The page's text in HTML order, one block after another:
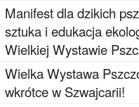
Manifest dla dzikich
sztuka i edukacja
Wielkiej Wystawie
Wielka Wystawa
wkrótce w Szwajcarii!